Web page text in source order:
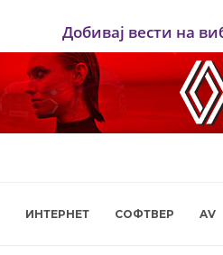
Добивај вести на
ИНТЕРНЕТ СОФТВЕР AV